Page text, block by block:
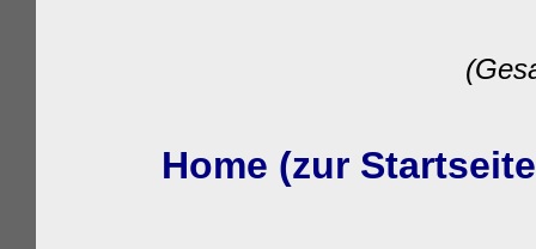
Home (zur